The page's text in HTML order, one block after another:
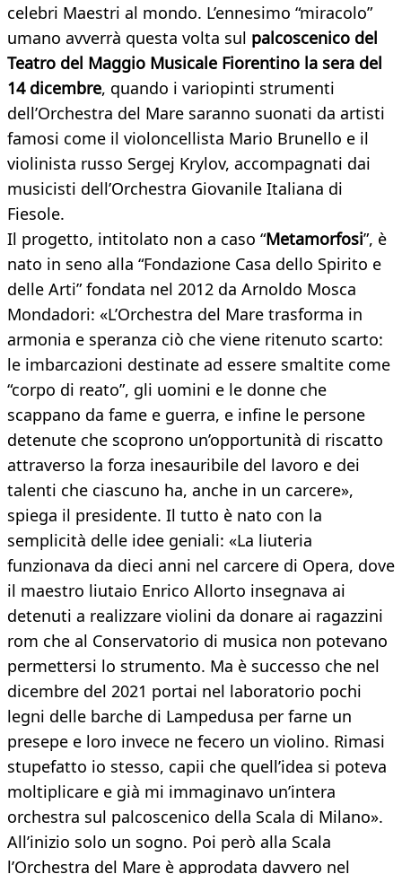
celebri Maestri al mondo. L’ennesimo “miracolo”
umano avverrà questa volta sul palcoscenico del
Teatro del Maggio Musicale Fiorentino la sera del
14 dicembre, quando i variopinti strumenti
dell’Orchestra del Mare saranno suonati da artisti
famosi come il violoncellista Mario Brunello e il
violinista russo Sergej Krylov, accompagnati dai
musicisti dell’Orchestra Giovanile Italiana di
Fiesole.
Il progetto, intitolato non a caso “Metamorfosi”, è
nato in seno alla “Fondazione Casa dello Spirito e
delle Arti” fondata nel 2012 da Arnoldo Mosca
Mondadori: «L’Orchestra del Mare trasforma in
armonia e speranza ciò che viene ritenuto scarto:
le imbarcazioni destinate ad essere smaltite come
“corpo di reato”, gli uomini e le donne che
scappano da fame e guerra, e infine le persone
detenute che scoprono un’opportunità di riscatto
attraverso la forza inesauribile del lavoro e dei
talenti che ciascuno ha, anche in un carcere»,
spiega il presidente. Il tutto è nato con la
semplicità delle idee geniali: «La liuteria
funzionava da dieci anni nel carcere di Opera, dove
il maestro liutaio Enrico Allorto insegnava ai
detenuti a realizzare violini da donare ai ragazzini
rom che al Conservatorio di musica non potevano
permettersi lo strumento. Ma è successo che nel
dicembre del 2021 portai nel laboratorio pochi
legni delle barche di Lampedusa per farne un
presepe e loro invece ne fecero un violino. Rimasi
stupefatto io stesso, capii che quell’idea si poteva
moltiplicare e già mi immaginavo un’intera
orchestra sul palcoscenico della Scala di Milano».
All’inizio solo un sogno. Poi però alla Scala
l’Orchestra del Mare è approdata davvero nel